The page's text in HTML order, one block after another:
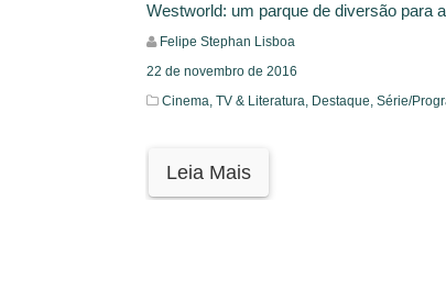
Westworld: um parque de diversão para
Felipe Stephan Lisboa
22 de novembro de 2016
Cinema, TV & Literatura, Destaque, Série/
Leia Mais